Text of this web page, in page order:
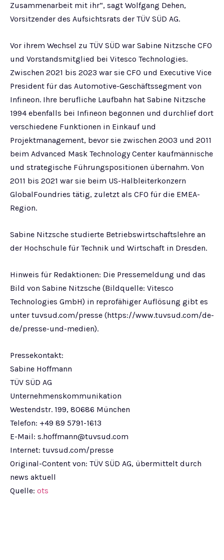
Zusammenarbeit mit ihr“, sagt Wolfgang Dehen,
Vorsitzender des Aufsichtsrats der TÜV SÜD AG.
Vor ihrem Wechsel zu TÜV SÜD war Sabine Nitzsche CFO
und Vorstandsmitglied bei Vitesco Technologies.
Zwischen 2021 bis 2023 war sie CFO und Executive Vice
President für das Automotive-Geschäftssegment von
Infineon. Ihre berufliche Laufbahn hat Sabine Nitzsche
1994 ebenfalls bei Infineon begonnen und durchlief dort
verschiedene Funktionen in Einkauf und
Projektmanagement, bevor sie zwischen 2003 und 2011
beim Advanced Mask Technology Center kaufmännische
und strategische Führungspositionen übernahm. Von
2011 bis 2021 war sie beim US-Halbleiterkonzern
GlobalFoundries tätig, zuletzt als CFO für die EMEA-
Region.
Sabine Nitzsche studierte Betriebswirtschaftslehre an
der Hochschule für Technik und Wirtschaft in Dresden.
Hinweis für Redaktionen: Die Pressemeldung und das
Bild von Sabine Nitzsche (Bildquelle: Vitesco
Technologies GmbH) in reprofähiger Auflösung gibt es
unter tuvsud.com/presse (https://www.tuvsud.com/de-
de/presse-und-medien).
Pressekontakt:
Sabine Hoffmann
TÜV SÜD AG
Unternehmenskommunikation
Westendstr. 199, 80686 München
Telefon: +49 89 5791-1613
E-Mail: s.hoffmann@tuvsud.com
Internet: tuvsud.com/presse
Original-Content von: TÜV SÜD AG, übermittelt durch
news aktuell
Quelle: ots